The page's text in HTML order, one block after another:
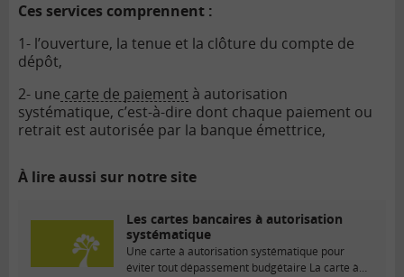
Ces services comprennent :
1- l’ouverture, la tenue et la clôture du compte de
dépôt,
2- une carte de paiement à autorisation
systématique, c’est-à-dire dont chaque paiement ou
retrait est autorisée par la banque émettrice,
À lire aussi sur notre site
Les cartes bancaires à autorisation
systématique
Une carte à autorisation systématique pour
éviter tout dépassement budgétaire La carte à